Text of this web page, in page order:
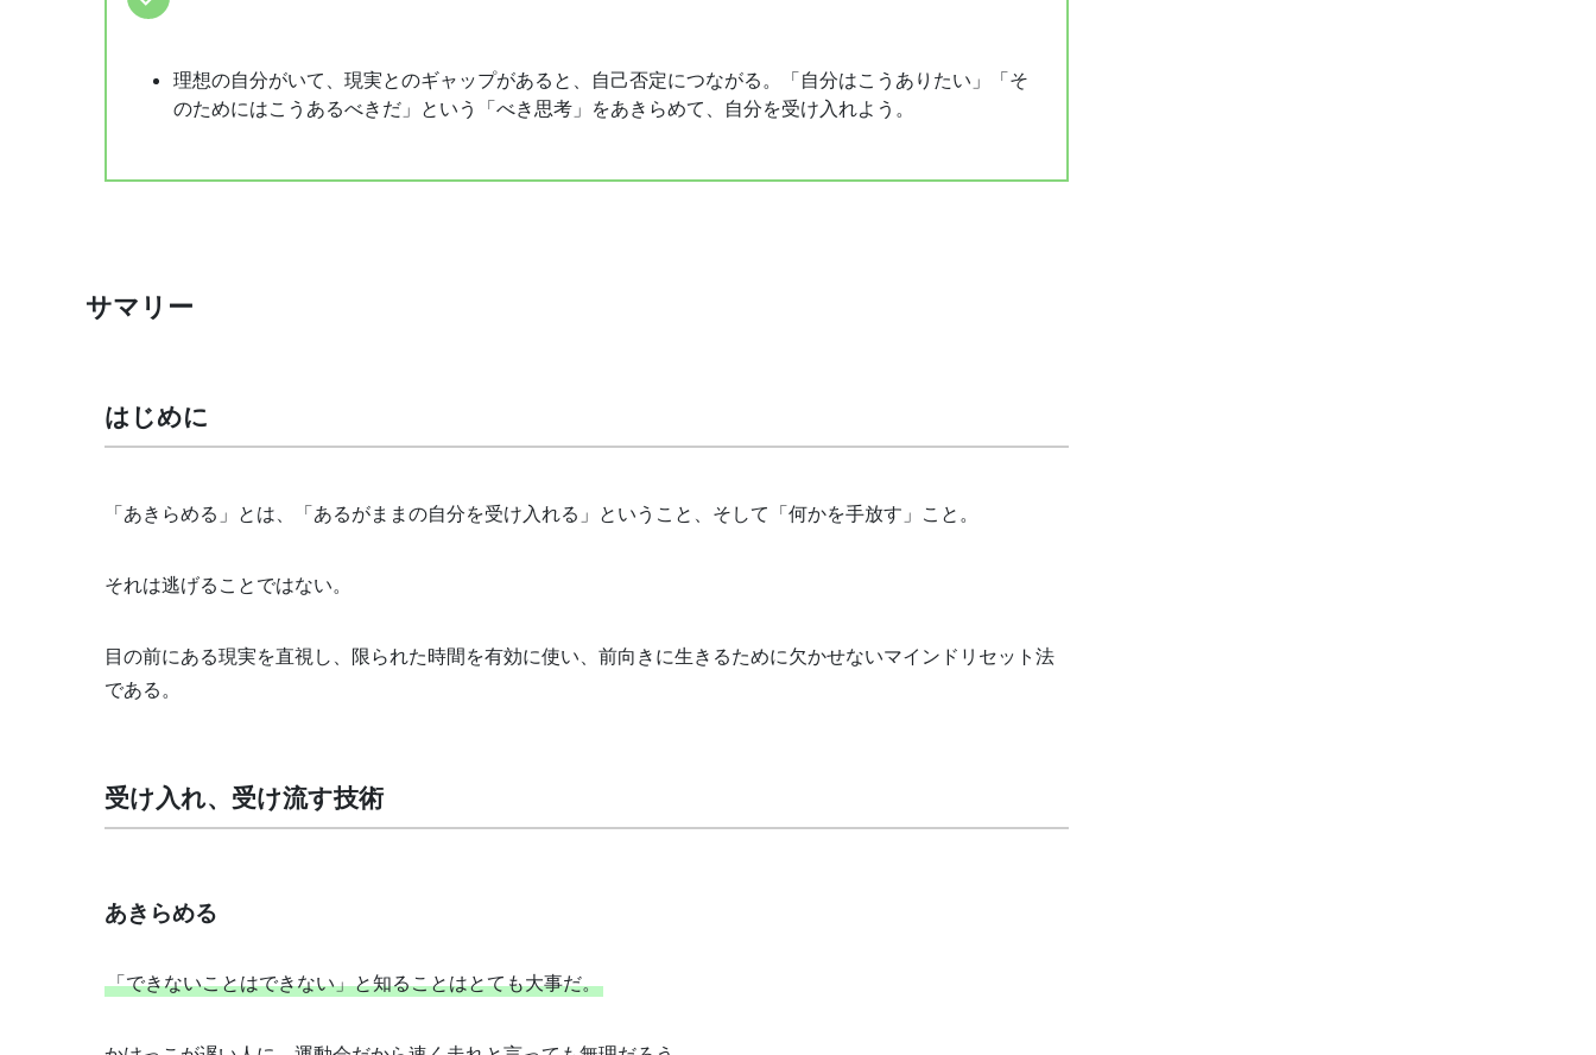
理想の自分がいて、現実とのギャップがあると、自己否定につながる。「自分はこうありたい」「そ
のためにはこうあるべきだ」という「べき思考」をあきらめて、自分を受け入れよう。
サマリー
はじめに
「あきらめる」とは、「あるがままの自分を受け入れる」ということ、そして「何かを手放す」こと。
それは逃げることではない。
目の前にある現実を直視し、限られた時間を有効に使い、前向きに生きるために欠かせないマインドリセット法
である。
受け入れ、受け流す技術
あきらめる
「できないことはできない」と知ることはとても大事だ。